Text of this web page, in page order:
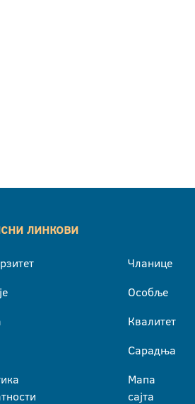
линкови
Чланице
Особље
Квалитет
Сарадња
Мапа
сајта